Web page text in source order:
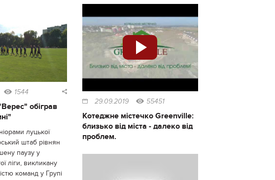
1544
обіграв
луцької
штаб рівнян
паузу у
ліги, викликану
команд у Групі
29.09.2019 55451
Котеджне містечко Greenville:
близько від міста - далеко від
проблем.